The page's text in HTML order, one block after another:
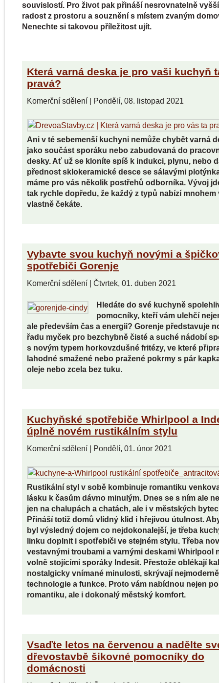
souvislostí. Pro život pak přináší nesrovnatelně
radost z prostoru a souznění s místem zvaným
Nenechte si takovou příležitost ujít.
Která varná deska je pro vaši kuchyň
pravá?
Komerční sdělení| Pondělí, 08. listopad 2021
Ani v té sebemenší kuchyni nemůže chybět varná
jako součást sporáku nebo zabudovaná do
desky. Ať už se kloníte spíš k indukci, plynu, nebo
přednost sklokeramické desce se sálavými
máme pro vás několik postřehů odborníka. Vývoj
tak rychle dopředu, že každý z typů nabízí mnohem
vlastně čekáte.
Vybavte svou kuchyň novými a
spotřebiči Gorenje
Komerční sdělení| Čtvrtek, 01. duben 2021
Hledáte do své kuchyně
pomocníky, kteří vám ulehčí
ale především čas a energii? Gorenje představuje
řadu myček pro bezchybně čisté a suché nádobí
s novým typem horkovzdušné fritézy, ve které
lahodné smažené nebo pražené pokrmy s pár
oleje nebo zcela bez tuku.
Kuchyňské spotřebiče Whirlpool a
úplně novém rustikálním stylu
Komerční sdělení| Pondělí, 01. únor 2021
Rustikální styl v sobě kombinuje romantiku
lásku k časům dávno minulým. Dnes se s ním ale
jen na chalupách a chatách, ale i v městských
Přináší totiž domů vlídný klid i hřejivou útulnost.
byl výsledný dojem co nejdokonalejší, je třeba
linku doplnit i spotřebiči ve stejném stylu. Třeba
vestavnými troubami a varnými deskami Whirlpool
volně stojícími sporáky Indesit. Přestože oblékají
nostalgicky vnímané minulosti, skrývají
technologie a funkce. Proto vám nabídnou nejen
romantiku, ale i dokonalý městský komfort.
Vsaďte letos na červenou a nadělte
dřevostavbě šikovné pomocníky do
domácnosti